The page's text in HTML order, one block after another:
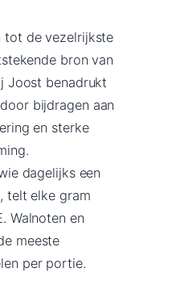
tot de vezelrijkste
bron van
Joost benadrukt
bijdragen aan
en sterke
dagelijks een
telt elke gram
Walnoten en
meeste
per portie.